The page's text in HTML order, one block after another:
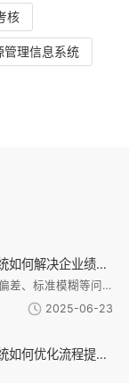
核
管理信息系统
绩效评估不公正的难题？
绩效评估不公正常因主观偏差、标准模糊等问题影响员工积极性。绩效考核系统通过标准化流程、多维度指标和数据驱动决策减少人为干预，提升透明度。i人事系统支持灵活配置考核方案，自动化流程确保公平，并与薪酬等模块联动。实际案例显示，系统能显著降低争议率，提升员工认可度。化绩效管理工具成为企业构建公平高效文化的关键选择。
2025-06-23
程提升员工绩效表现？